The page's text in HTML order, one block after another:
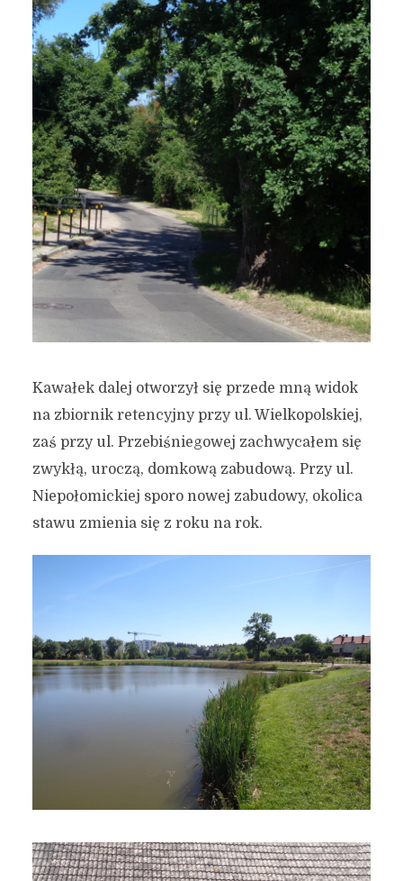
Gdańsk “południe” –
Kawałek dalej otworzył się przede mną widok
na zbiornik retencyjny przy ul. Wielkopolskiej,
zaś przy ul. Przebiśniegowej zachwycałem się
zwykłą, uroczą, domkową zabudową. Przy ul.
Niepołomickiej sporo nowej zabudowy, okolica
stawu zmienia się z roku na rok.